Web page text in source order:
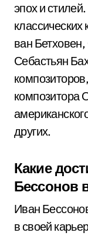
эпох и
классических
ван
Себастьян
композитора
других.
Какие
Бессонов
Иван
в своей